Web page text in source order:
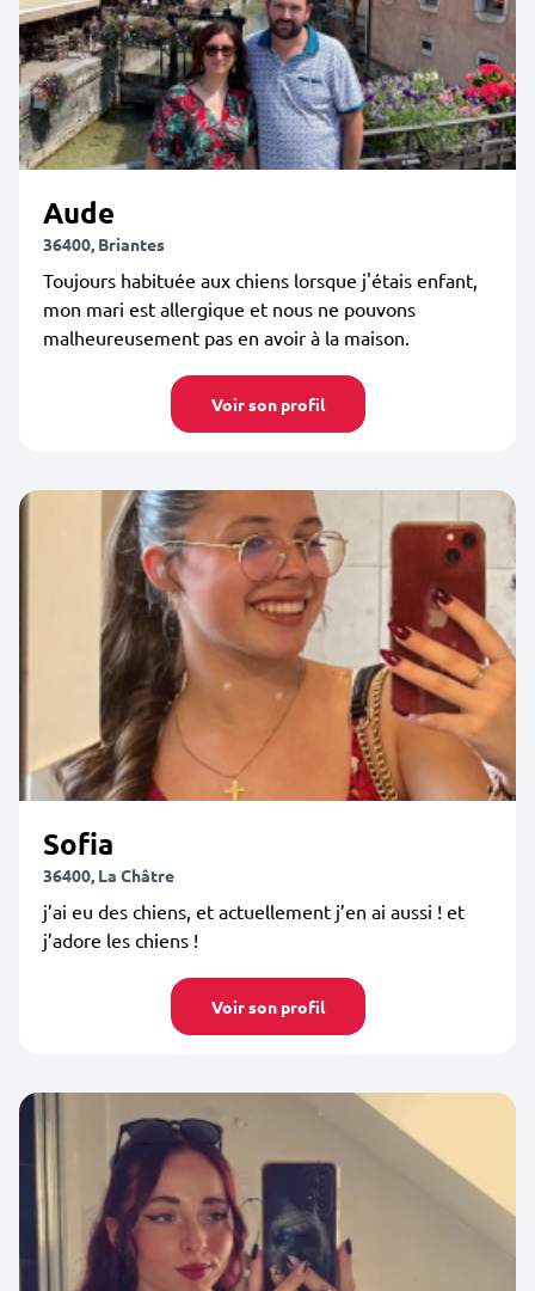
Aude
36400, Briantes
Toujours habituée aux chiens lorsque j'étais enfant,
mon mari est allergique et nous ne pouvons
malheureusement pas en avoir à la maison.
Voir son profil
Sofia
36400, La Châtre
j’ai eu des chiens, et actuellement j’en ai aussi ! et
j’adore les chiens !
Voir son profil